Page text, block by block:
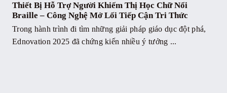
Thiết Bị Hỗ Trợ Người Khiếm Thị Học Chữ Nổi
Braille – Công Nghệ Mở Lối Tiếp Cận Tri Thức
Trong hành trình đi tìm những giải pháp giáo dục đột phá,
Ednovation 2025 đã chứng kiến nhiều ý tưởng ...